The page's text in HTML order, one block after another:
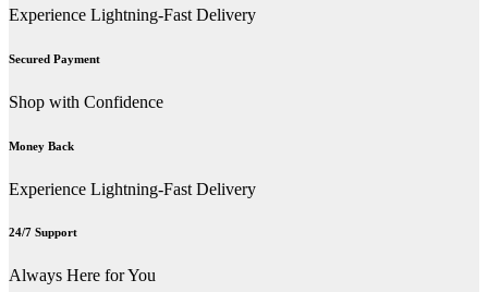
Experience Lightning-Fast Delivery
Secured Payment
Shop with Confidence
Money Back
Experience Lightning-Fast Delivery
24/7 Support
Always Here for You